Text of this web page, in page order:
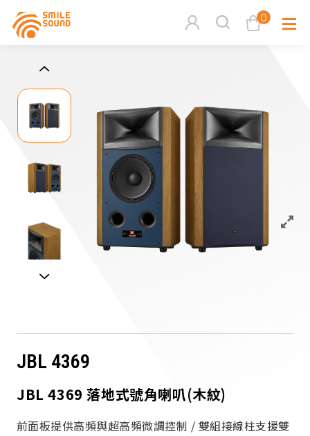
0
請選擇商品分類
請選擇分類
品牌分
周邊
JBL 4369
JBL 4369 落地式號角喇叭(木紋)
前面板提供高頻與超高頻微調控制 / 雙組接線柱支援雙